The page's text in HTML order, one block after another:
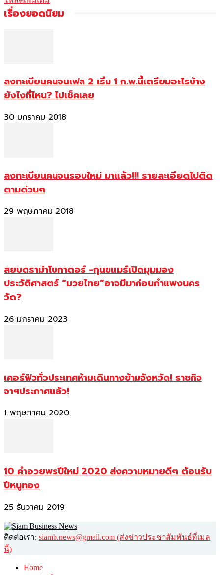
เรื่องยอดนิยม
ลงทะเบียนคนจนเฟส 2 เริ่ม 1 ก.พ.นี้เตรียมอะไรบ้าง
ยังไงที่ไหน? ไปเช็คเลย
30 มกราคม 2018
ลงทะเบียนคนจนรอบใหม่ มาแล้ว!!! รายละเอียดไปติด
ตามด่วนๆ
29 พฤษภาคม 2018
สยบดราม่าโบกาตอร์ -กุนขแมร์เปิดมุมมอง
ประวัติศาสตร์ “มวยไทย”อาจมีมาก่อนกำแพงนคร
วัด?
26 มกราคม 2023
เคอร์ฟิวทั่วประเทศห้ามเดินทางข้ามจังหวัด! ราชกิจ
จาฯประกาศแล้ว!
1 พฤษภาคม 2020
10 คำอวยพรปีใหม่ 2020 ส่งความหมายดีๆ ต้อนรับ
ปีหนูทอง
25 ธันวาคม 2019
ติดต่อเรา: siamb.news@gmail.com (ส่งข่าวประชาสัมพันธ์ที่เมล
นี้)
Home